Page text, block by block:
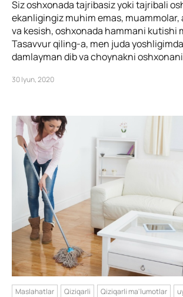
Siz oshxonada tajribasiz yoki tajribali
ekanligingiz muhim emas, muammolar,
va kesish, oshxonada hammani kutishi
Tasavvur qiling-a, men juda
damlayman dib va choynakni
30 Iyun, 2020
Maslahatlar Qiziqarli Qiziqarli ma'lumotlar